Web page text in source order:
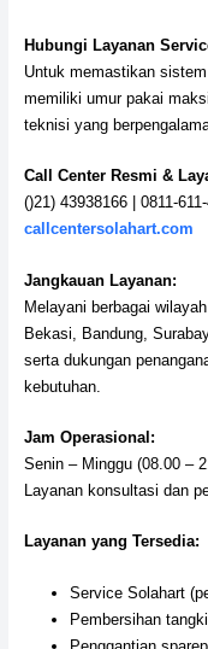
Hubungi Layanan
Untuk memastikan
memiliki umur pakai
teknisi yang
Call Center Resmi &
()21) 43938166 | 0811-
callcentersolahart.com
Jangkauan Layanan:
Melayani berbagai
Bekasi, Bandung,
serta dukungan
kebutuhan.
Jam Operasional:
Senin – Minggu (08.00 –
Layanan konsultasi dan
Layanan yang Tersedia:
Service Solahart
Pembersihan